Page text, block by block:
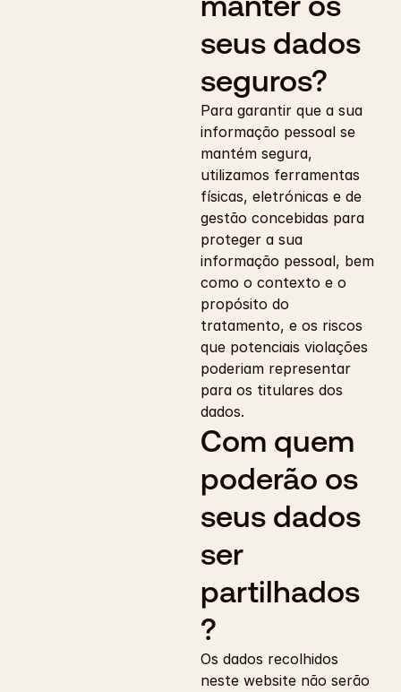
seus dados
seguros?
Para garantir que a sua
informação pessoal se
mantém segura,
utilizamos ferramentas
físicas, eletrónicas e de
gestão concebidas para
proteger a sua
informação pessoal, bem
como o contexto e o
propósito do
tratamento, e os riscos
que potenciais violações
poderiam representar
para os titulares dos
dados.
Com quem
poderão os
seus dados
ser
partilhados
?
Os dados recolhidos
neste website não serão